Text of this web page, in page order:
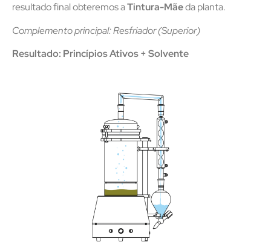
resultado final obteremos aTintura-Mãeda planta.
Complemento principal: Resfriador (Superior)
Resultado: Princípios Ativos + Solvente